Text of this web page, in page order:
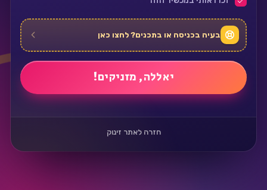
בעיה בכניסה או בתכנים? לחצו כאן
חזרה לאתר זינוק